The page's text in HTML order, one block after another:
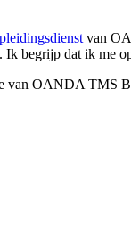
van
Ik begrijp dat ik me
OANDA TMS